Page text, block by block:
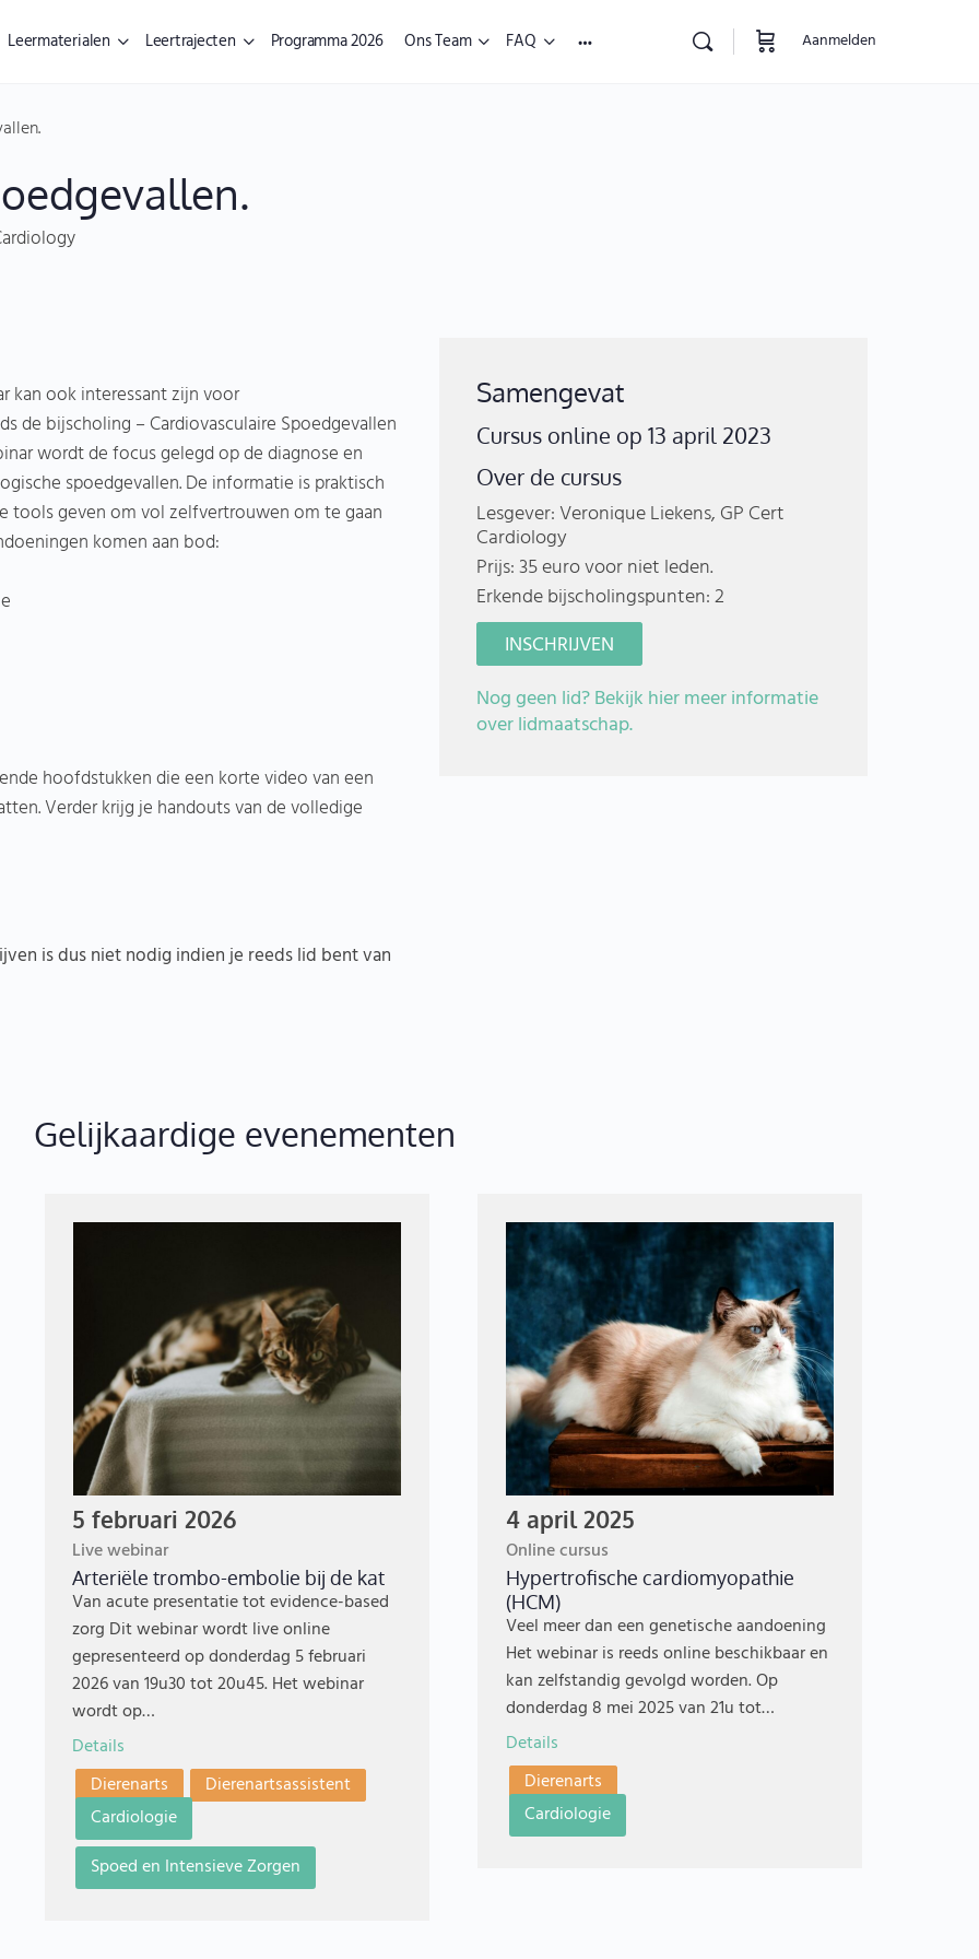
Leermaterialen Leertrajecten Programma 2026 Ons Team FAQ Aanmelden
kan ook interessant zijn voor
de bijscholing – Cardiovasculaire Spoedgevallen
wordt de focus gelegd op de diagnose en
spoedgevallen. De informatie is praktisch
tools geven om vol zelfvertrouwen om te gaan
komen aan bod:
hoofdstukken die een korte video van een
Verder krijg je handouts van de volledige
is dus niet nodig indien je reeds lid bent van
Samengevat
Cursus online op 13 april 2023
Over de cursus
Lesgever: Veronique Liekens, GP Cert
Cardiology
Prijs: 35 euro voor niet leden.
Erkende bijscholingspunten: 2
INSCHRIJVEN
Nog geen lid? Bekijk hier meer informatie
over lidmaatschap.
Gelijkaardige evenementen
5 februari 2026
Live webinar
Arteriële trombo-embolie bij de kat
Van acute presentatie tot evidence-based
zorg Dit webinar wordt live online
gepresenteerd op donderdag 5 februari
2026 van 19u30 tot 20u45. Het webinar
wordt op…
Details
Dierenarts
Dierenartsassistent
Cardiologie
Spoed en Intensieve Zorgen
4 april 2025
Online cursus
Hypertrofische cardiomyopathie
(HCM)
Veel meer dan een genetische aandoening
Het webinar is reeds online beschikbaar en
kan zelfstandig gevolgd worden. Op
donderdag 8 mei 2025 van 21u tot…
Details
Dierenarts
Cardiologie